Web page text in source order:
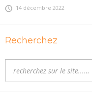
14 décembre 2022
Recherchez